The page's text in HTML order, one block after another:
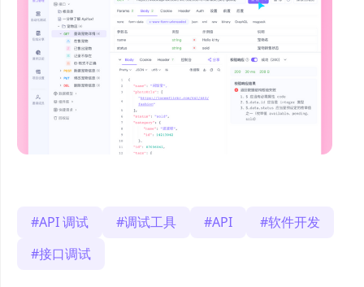
API 调试 调试工具 API
软件开发
接口调试